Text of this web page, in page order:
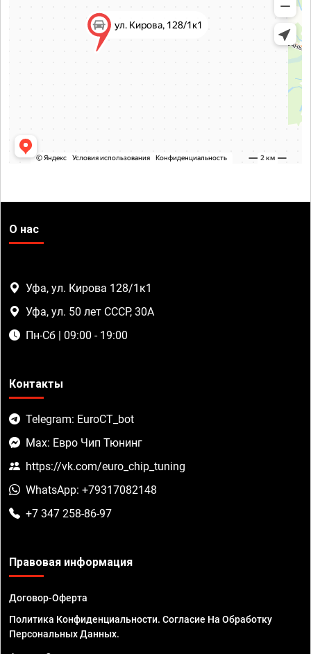
О нас
Уфа, ул. Кирова 128/1к1
Уфа, ул. 50 лет СССР, 30А
Пн-Сб | 09:00 - 19:00
Контакты
Telegram: EuroCT_bot
Max: Евро Чип Тюнинг
https://vk.com/euro_chip_tuning
WhatsApp: +79317082148
+7 347 258-86-97
Правовая информация
Договор-Оферта
Политика Конфиденциальности. Согласие На Обработку
Персональных Данных.